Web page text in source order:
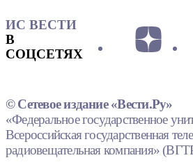
ИС ВЕСТИ
В
СОЦСЕТЯХ
© Сетевое издание «Вести.Ру»
«Федеральное государственное
Всероссийская государственная
радиовещательная компания»